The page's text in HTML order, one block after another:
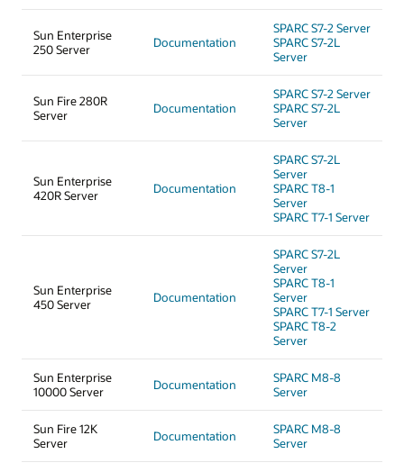
Sun Enterprise
250 Server
Documentation
SPARC S7-2 Server
SPARC S7-2L
Server
Sun Fire 280R
Server
Documentation
SPARC S7-2 Server
SPARC S7-2L
Server
Sun Enterprise
420R Server
Documentation
SPARC S7-2L
Server
SPARC T8-1
Server
SPARC T7-1 Server
Sun Enterprise
450 Server
Documentation
SPARC S7-2L
Server
SPARC T8-1
Server
SPARC T7-1 Server
SPARC T8-2
Server
Sun Enterprise
10000 Server
Documentation
SPARC M8-8
Server
Sun Fire 12K
Server
Documentation
SPARC M8-8
Server